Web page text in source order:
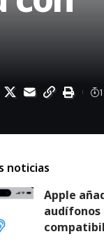
noticias
Apple
audífonos